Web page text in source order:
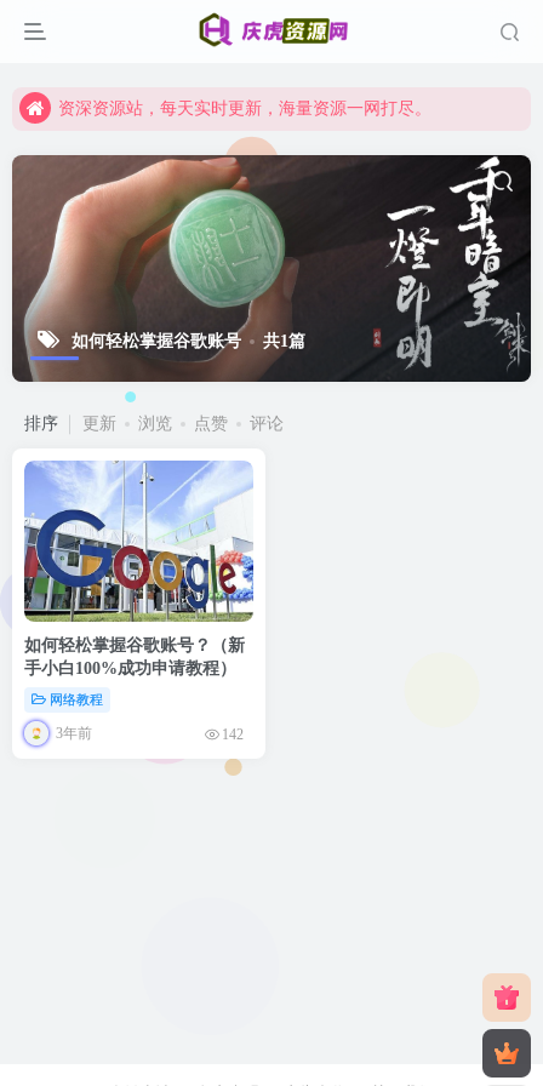
资深资源站，每天实时更新，海量资源一网打尽。
资深资源站，每天实时更新，海量资源一网打尽。
【启明网】找项目 + 低成本创业 + 减少信息差 + 见识各种项目 + 提升网创认知。
如何轻松掌握谷歌账号 共1篇
排序 更新 浏览 点赞 评论
如何轻松掌握谷歌账号？（新
手小白100%成功申请教程）
网络教程
3年前 142